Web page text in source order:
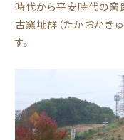
時代から平安時代の窯
古窯址群（たかおかき
す。